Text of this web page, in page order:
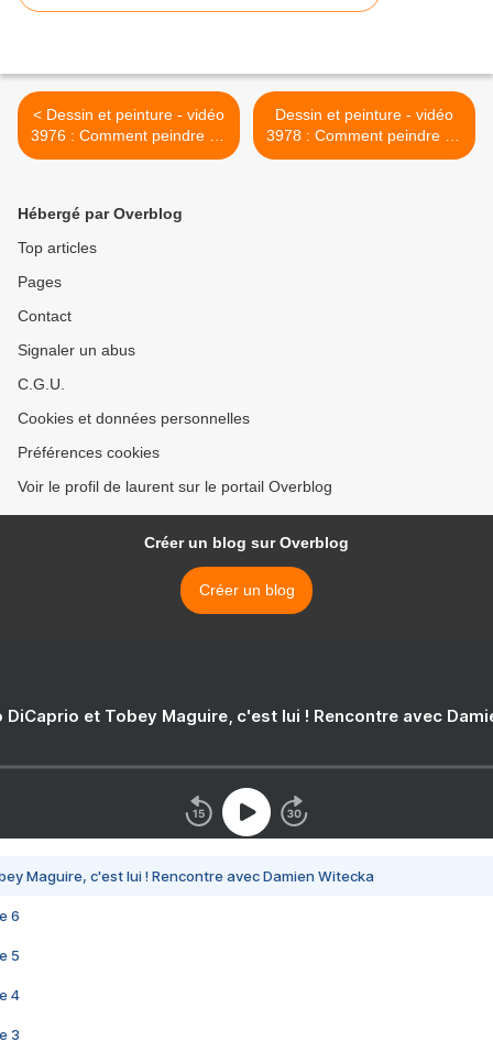
< Dessin et peinture - vidéo
3976 : Comment peindre un
paysage qui sent bon le
Dessin et peinture - vidéo
3978 : Comment peindre un
paysage et toutes les
Hébergé par Overblog
Top articles
Pages
Contact
Signaler un abus
C.G.U.
Cookies et données personnelles
Préférences cookies
Voir le profil de laurent sur le portail Overblog
Créer un blog sur Overblog
Créer un blog
DiCaprio et Tobey Maguire, c'est lui ! Rencontre avec
Maguire, c'est lui ! Rencontre avec Damien Witecka
6
5
4
3